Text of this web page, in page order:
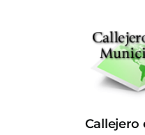
Callejero